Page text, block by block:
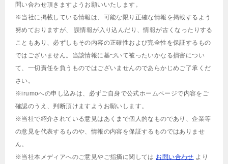
問い合わせ頂きますようお願いいたします。
※当社に掲載している情報は、可能な限り正確な情報を掲載するよう
努めておりますが、 誤情報が入り込んだり、情報が古くなったりする
こともあり、必ずしもその内容の正確性および完全性を保証するもの
ではございません。当該情報に基づいて被ったいかなる損害につい
て、一切責任を負うものではございませんのであらかじめご了承くだ
さい。
※irumoへの申し込みは、必ずご自身で公式ホームページで内容をご
確認のうえ、判断頂けますようお願いします。
※当社で紹介されている意見はあくまで個人的なものであり、企業等
の意見を代表するものや、情報の内容を保証するものではありませ
ん。
※当社本メディアへのご意見やご指摘に関しては お問い合わせ より